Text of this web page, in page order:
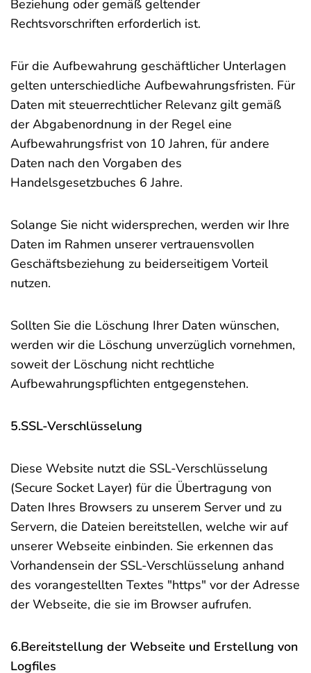
Beziehung oder gemäß geltender
Rechtsvorschriften erforderlich ist.
Für die Aufbewahrung geschäftlicher Unterlagen
gelten unterschiedliche Aufbewahrungsfristen. Für
Daten mit steuerrechtlicher Relevanz gilt gemäß
der Abgabenordnung in der Regel eine
Aufbewahrungsfrist von 10 Jahren, für andere
Daten nach den Vorgaben des
Handelsgesetzbuches 6 Jahre.
Solange Sie nicht widersprechen, werden wir Ihre
Daten im Rahmen unserer vertrauensvollen
Geschäftsbeziehung zu beiderseitigem Vorteil
nutzen.
Sollten Sie die Löschung Ihrer Daten wünschen,
werden wir die Löschung unverzüglich vornehmen,
soweit der Löschung nicht rechtliche
Aufbewahrungspflichten entgegenstehen.
5.SSL-Verschlüsselung
Diese Website nutzt die SSL-Verschlüsselung
(Secure Socket Layer) für die Übertragung von
Daten Ihres Browsers zu unserem Server und zu
Servern, die Dateien bereitstellen, welche wir auf
unserer Webseite einbinden. Sie erkennen das
Vorhandensein der SSL-Verschlüsselung anhand
des vorangestellten Textes "https" vor der Adresse
der Webseite, die sie im Browser aufrufen.
6.Bereitstellung der Webseite und Erstellung von
Logfiles